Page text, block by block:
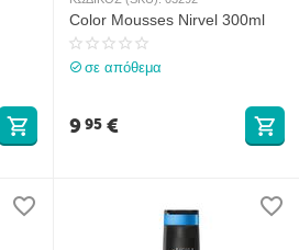
Color Mousses Nirvel 300ml
σε απόθεμα
995 €